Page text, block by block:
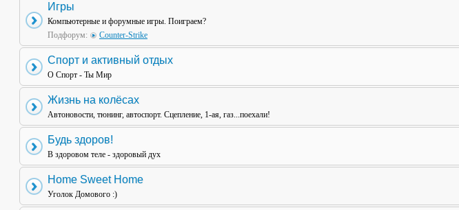
Игры
Компьютерные и форумные игры. Поиграем?
Подфорум:
Counter-Strike
Спорт и активный отдых
О Спорт - Ты Мир
Жизнь на колёсах
Автоновости, тюнинг, автоспорт. Сцепление, 1-ая, газ...поехали!
Будь здоров!
В здоровом теле - здоровый дух
Home Sweet Home
Уголок Домового :)